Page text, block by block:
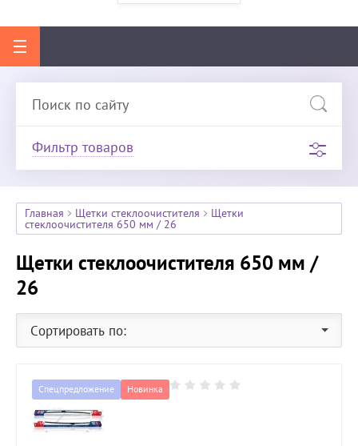
Фильтр товаров
Главная Щетки стеклоочистителя Щетки
стеклоочистителя 650 мм / 26
Щетки стеклоочистителя 650 мм /
26
Сортировать по:
Спецпредложение Новинка